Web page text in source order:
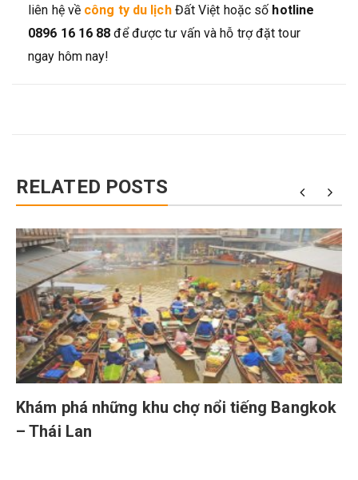
liên hệ về công ty du lịchĐất Việt hoặc số hotline
0896 16 16 88 để được tư vấn và hỗ trợ đặt tour
ngay hôm nay!
RELATED POSTS
Khám phá những khu chợ nổi tiếng Bangkok
– Thái Lan